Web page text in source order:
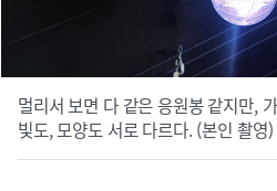
멀리서 보면 다 같은 응원봉 같지만,
빛도, 모양도 서로 다르다. (본인 촬영)